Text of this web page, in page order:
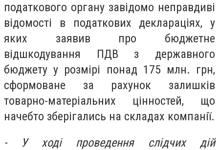
податкового органу завідомо неправдиві
відомості в податкових деклараціях, у
яких заявив про бюджетне
відшкодування ПДВ з державного
бюджету у розмірі понад 175 млн. грн,
сформоване за рахунок залишків
товарно-матеріальних цінностей, що
начебто зберігались на складах компанії.
- У ході проведення слідчих дій